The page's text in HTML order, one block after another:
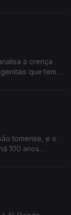
a crença
que tem
tomense, e o
100 anos.